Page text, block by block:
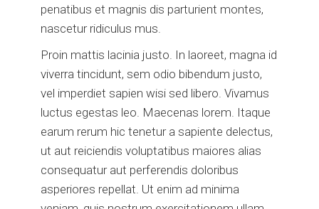
penatibus et magnis dis parturient montes,
nascetur ridiculus mus.
Proin mattis lacinia justo. In laoreet, magna id
viverra tincidunt, sem odio bibendum justo,
vel imperdiet sapien wisi sed libero. Vivamus
luctus egestas leo. Maecenas lorem. Itaque
earum rerum hic tenetur a sapiente delectus,
ut aut reiciendis voluptatibus maiores alias
consequatur aut perferendis doloribus
asperiores repellat. Ut enim ad minima